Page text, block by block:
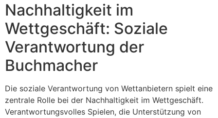
Nachhaltigkeit im
Wettgeschäft: Soziale
Verantwortung der
Buchmacher
Die soziale Verantwortung von Wettanbietern spielt eine
zentrale Rolle bei der Nachhaltigkeit im Wettgeschäft.
Verantwortungsvolles Spielen, die Unterstützung von